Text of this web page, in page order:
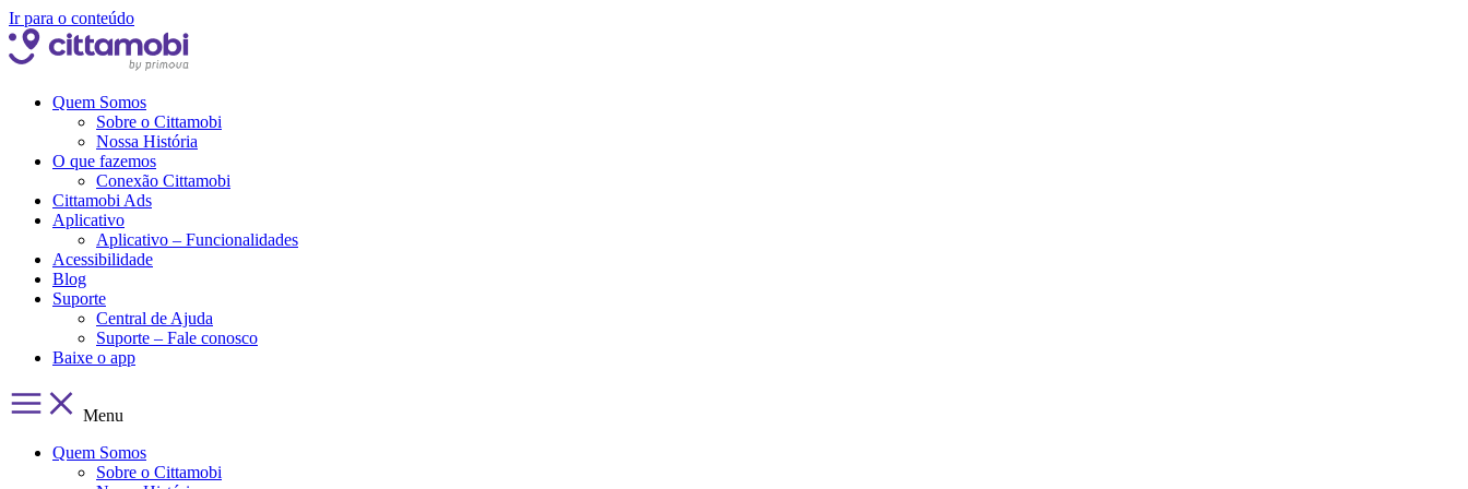
Ir para o conteúdo
Quem Somos
Sobre o Cittamobi
Nossa História
O que fazemos
Conexão Cittamobi
Cittamobi Ads
Aplicativo
Aplicativo – Funcionalidades
Acessibilidade
Blog
Suporte
Central de Ajuda
Suporte – Fale conosco
Baixe o app
Menu
Quem Somos
Sobre o Cittamobi